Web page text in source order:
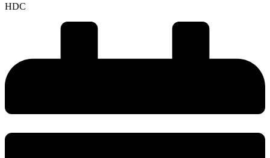
HDC